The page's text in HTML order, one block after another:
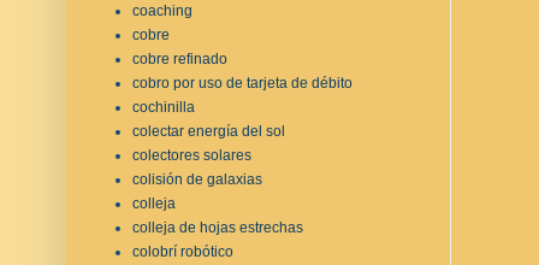
coaching
cobre
cobre refinado
cobro por uso de tarjeta de débito
cochinilla
colectar energía del sol
colectores solares
colisión de galaxias
colleja
colleja de hojas estrechas
colobrí robótico